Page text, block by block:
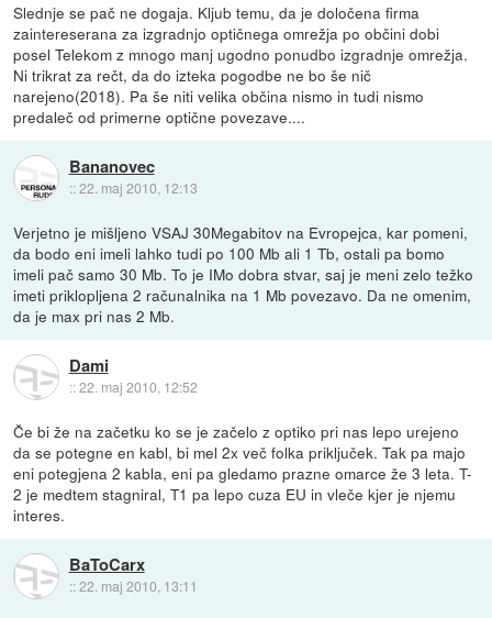
Slednje se pač ne dogaja. Kljub temu, da je določena firma
zaintereserana za izgradnjo optičnega omrežja po občini dobi
posel Telekom z mnogo manj ugodno ponudbo izgradnje omrežja.
Ni trikrat za rečt, da do izteka pogodbe ne bo še nič
narejeno(2018). Pa še niti velika občina nismo in tudi nismo
predaleč od primerne optične povezave....
Bananovec
::22. maj 2010, 12:13
Verjetno je mišljeno VSAJ 30Megabitov na Evropejca, kar pomeni,
da bodo eni imeli lahko tudi po 100 Mb ali 1 Tb, ostali pa bomo
imeli pač samo 30 Mb. To je IMo dobra stvar, saj je meni zelo težko
imeti priklopljena 2 računalnika na 1 Mb povezavo. Da ne omenim,
da je max pri nas 2 Mb.
Dami
::22. maj 2010, 12:52
Če bi že na začetku ko se je začelo z optiko pri nas lepo urejeno
da se potegne en kabl, bi mel 2x več folka priključek. Tak pa majo
eni potegjena 2 kabla, eni pa gledamo prazne omarce že 3 leta. T-
2 je medtem stagniral, T1 pa lepo cuza EU in vleče kjer je njemu
interes.
BaToCarx
::22. maj 2010, 13:11